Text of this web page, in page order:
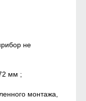
не
мм ;
монтажа,